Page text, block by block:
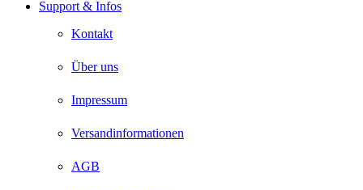
Support & Infos
Kontakt
Über uns
Impressum
Versandinformationen
AGB